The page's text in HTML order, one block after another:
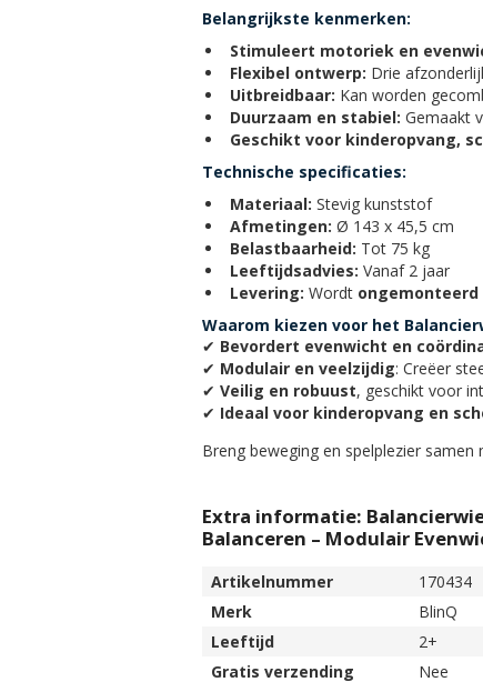
Belangrijkste kenmerken:
Stimuleert motoriek en
Flexibel ontwerp: Drie
Uitbreidbaar: Kan worden
Duurzaam en stabiel: Gemaakt
Geschikt voor kinderopvang,
Technische specificaties:
Materiaal: Stevig kunststof
Afmetingen: Ø 143 x 45,5 cm
Belastbaarheid: Tot 75 kg
Leeftijdsadvies: Vanaf 2 jaar
Levering: Wordt ongemonteerd
Waarom kiezen voor het
✔ Bevordert evenwicht en
✔ Modulair en veelzijdig: Creëer
✔ Veilig en robuust, geschikt voor
✔ Ideaal voor kinderopvang en
Breng beweging en spelplezier samen
Extra informatie:
Balanceren – Modulair
Artikelnummer
170434
Merk
BlinQ
Leeftijd
2+
Gratis verzending
Nee